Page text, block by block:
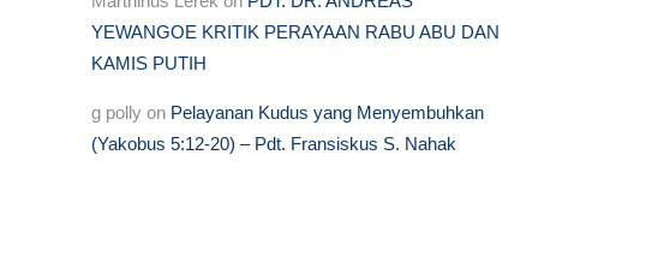
YEWANGOE KRITIK PERAYAAN RABU ABU DAN
KAMIS PUTIH
g polly on Pelayanan Kudus yang Menyembuhkan
(Yakobus 5:12-20) – Pdt. Fransiskus S. Nahak